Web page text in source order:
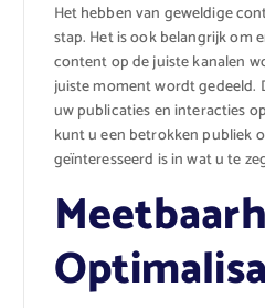
Het hebben van geweldige
stap. Het is ook belangrijk om
content op de juiste kanalen
juiste moment wordt gedeeld.
uw publicaties en interacties
kunt u een betrokken publiek
geïnteresseerd is in wat u te